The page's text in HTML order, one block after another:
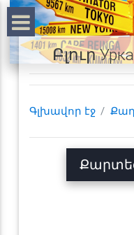
Բլուր
Գլխավոր էջ